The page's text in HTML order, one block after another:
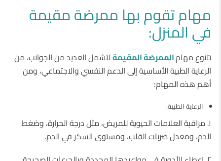
مهام تقوم بها ممرضة مقيمة
في المنزل:
تتنوع مهامالممرضة المقيمةلتشمل العديد من الجوانب، من
الرعاية الطبية الأساسية إلى الدعم النفسي والاجتماعي، ومن
أهم هذه المهام:
الرعاية الطبية:
١. مراقبة العلامات الحيوية للمريض، مثل درجة الحرارة، وضغط
الدم، ومعدل ضربات القلب، ومستوى السكر في الدم.